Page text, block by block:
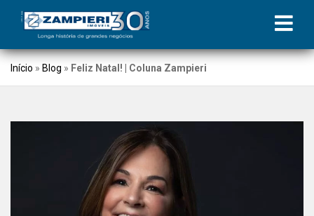
Início » Blog » Feliz Natal! | Coluna Zampieri